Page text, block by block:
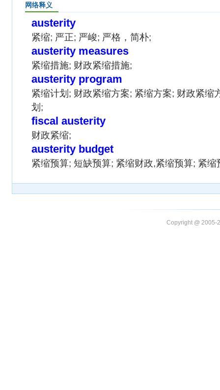
网络释义
austerity
紧缩; 严正; 严峻; 严格，简朴;
austerity measures
紧缩措施; 财政紧缩措施;
austerity program
紧缩计划; 财政紧缩方案; 紧缩方案; 财政紧缩
划;
fiscal austerity
财政紧缩;
austerity budget
紧缩预算; 短缺预算; 紧缩财政,紧缩预算; 紧缩
Copyright @